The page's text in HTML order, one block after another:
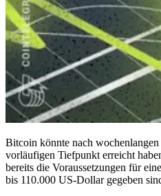
Bitcoin könnte nach
vorläufigen Tiefpunkt erreicht
bereits die Voraussetzungen für
bis 110.000 US-Dollar gegeben